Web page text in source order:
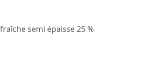
semi épaisse 25 %